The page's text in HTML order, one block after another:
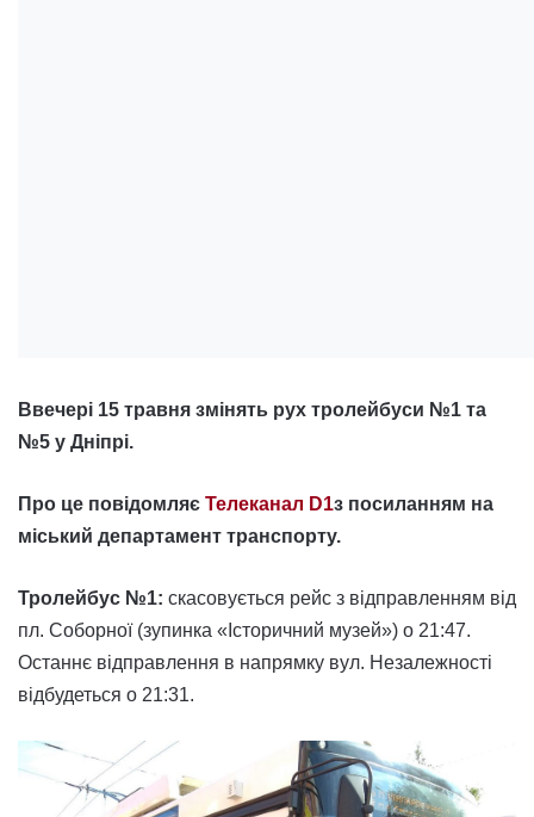
Ввечері 15 травня змінять рух тролейбуси №1 та
№5 у Дніпрі.
Про це повідомляє Телеканал D1з посиланням на
міський департамент транспорту.
Тролейбус №1: скасовується рейс з відправленням від
пл. Соборної (зупинка «Історичний музей») о 21:47.
Останнє відправлення в напрямку вул. Незалежності
відбудеться о 21:31.